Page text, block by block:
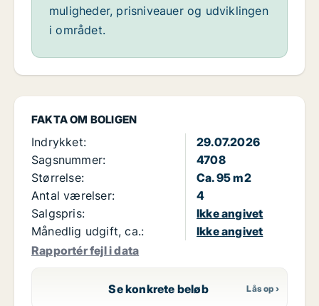
FAKTA OM BOLIGEN
Indrykket:
29.07.2026
Sagsnummer:
4708
Størrelse:
Ca. 95 m2
Antal værelser:
4
Salgspris:
Ikke angivet
Månedlig udgift, ca.:
Ikke angivet
Rapportér fejl i data
Se konkrete beløb
muligheder, prisniveauer og udviklingen
i området.